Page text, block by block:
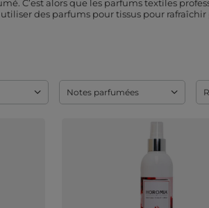
C’est alors que les parfums textiles
des parfums pour tissus pour
Notes parfumées